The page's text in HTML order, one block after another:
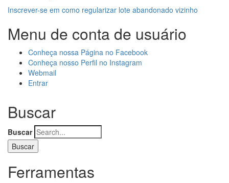
Inscrever-se em como regularizar lote abandonado vizinho
Menu de conta de usuário
Conheça nossa Página no Facebook
Conheça nosso Perfil no Instagram
Webmail
Entrar
Buscar
Buscar
Ferramentas